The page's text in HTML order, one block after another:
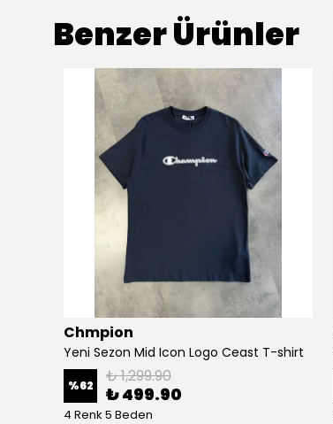
Benzer Ürünler
Chmpion
Yeni Sezon Mid Icon Logo Ceast T-shirt
%62 ₺ 1,299.90
₺ 499.90
4 Renk 5 Beden